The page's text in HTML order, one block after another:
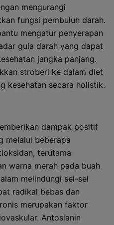
mengurangi
fungsi pembuluh darah.
mengatur penyerapan
gula darah yang dapat
jangka panjang.
stroberi ke dalam diet
kesehatan secara holistik.
dampak positif
melalui beberapa
terutama
warna merah pada buah
melindungi sel-sel
radikal bebas dan
merupakan faktor
Antosianin